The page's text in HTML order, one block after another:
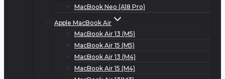
MacBook Neo (A18 Pro)
Apple MacBook Air
MacBook Air 13 (M5)
MacBook Air 15 (M5)
MacBook Air 13 (M4)
MacBook Air 15 (M4)